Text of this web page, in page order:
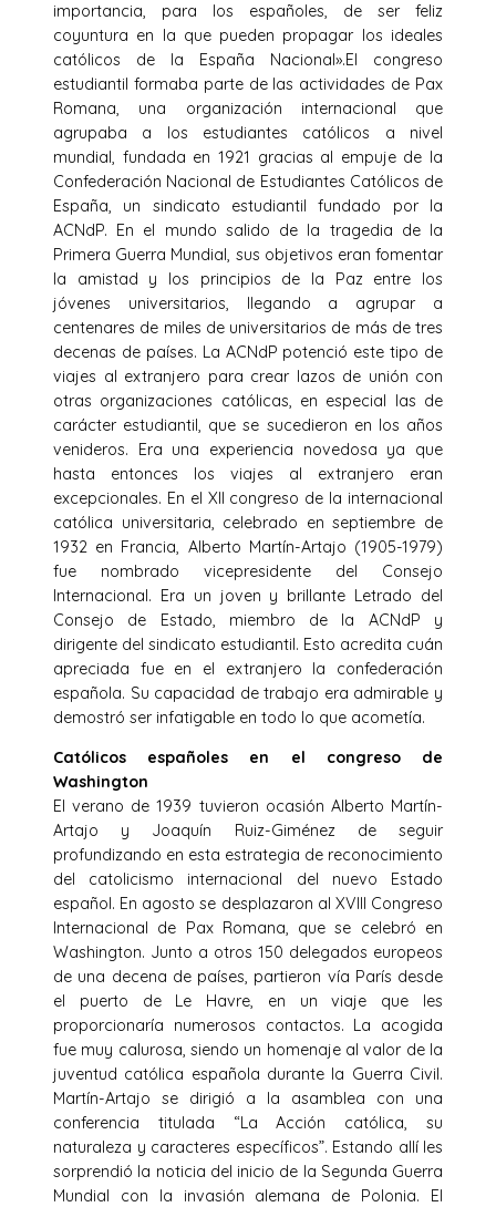
importancia, para los españoles, de ser feliz
coyuntura en la que pueden propagar los ideales
católicos de la España Nacional».El congreso
estudiantil formaba parte de las actividades de Pax
Romana, una organización internacional que
agrupaba a los estudiantes católicos a nivel
mundial, fundada en 1921 gracias al empuje de la
Confederación Nacional de Estudiantes Católicos de
España, un sindicato estudiantil fundado por la
ACNdP. En el mundo salido de la tragedia de la
Primera Guerra Mundial, sus objetivos eran fomentar
la amistad y los principios de la Paz entre los
jóvenes universitarios, llegando a agrupar a
centenares de miles de universitarios de más de tres
decenas de países. La ACNdP potenció este tipo de
viajes al extranjero para crear lazos de unión con
otras organizaciones católicas, en especial las de
carácter estudiantil, que se sucedieron en los años
venideros. Era una experiencia novedosa ya que
hasta entonces los viajes al extranjero eran
excepcionales. En el XII congreso de la internacional
católica universitaria, celebrado en septiembre de
1932 en Francia, Alberto Martín-Artajo (1905-1979)
fue nombrado vicepresidente del Consejo
Internacional. Era un joven y brillante Letrado del
Consejo de Estado, miembro de la ACNdP y
dirigente del sindicato estudiantil. Esto acredita cuán
apreciada fue en el extranjero la confederación
española. Su capacidad de trabajo era admirable y
demostró ser infatigable en todo lo que acometía.
Católicos españoles en el congreso de
Washington
El verano de 1939 tuvieron ocasión Alberto Martín-
Artajo y Joaquín Ruiz-Giménez de seguir
profundizando en esta estrategia de reconocimiento
del catolicismo internacional del nuevo Estado
español. En agosto se desplazaron al XVIII Congreso
Internacional de Pax Romana, que se celebró en
Washington. Junto a otros 150 delegados europeos
de una decena de países, partieron vía París desde
el puerto de Le Havre, en un viaje que les
proporcionaría numerosos contactos. La acogida
fue muy calurosa, siendo un homenaje al valor de la
juventud católica española durante la Guerra Civil.
Martín-Artajo se dirigió a la asamblea con una
conferencia titulada “La Acción católica, su
naturaleza y caracteres específicos”. Estando allí les
sorprendió la noticia del inicio de la Segunda Guerra
Mundial con la invasión alemana de Polonia. El